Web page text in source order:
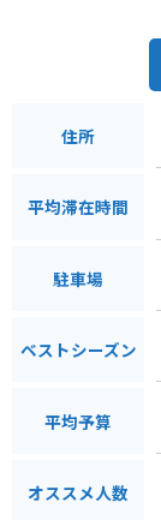
住所
平均滞在時間
駐車場
ベストシーズン
平均予算
オススメ人数